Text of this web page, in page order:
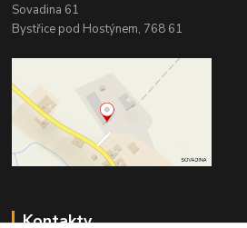
Sovadina 61
Bystřice pod Hostýnem, 768 61
Kontakty